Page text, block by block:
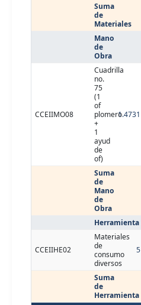
Suma
de
Materiales
Mano
de
Obra
CCEIIMO08
Cuadrilla
no.
75
(1
of
plomero
+
1
ayud
de
of)
1.4731
Suma
de
Mano
de
Obra
Herramienta
CCEIIHE02
Materiales
de
consumo
diversos
5
Suma
de
Herramienta